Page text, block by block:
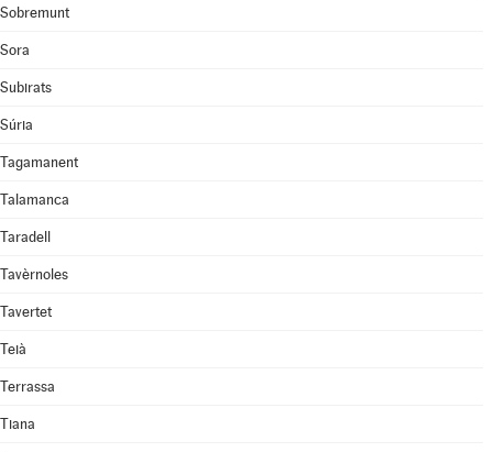
Sobremunt
Sora
Subirats
Súria
Tagamanent
Talamanca
Taradell
Tavèrnoles
Tavertet
Teià
Terrassa
Tiana